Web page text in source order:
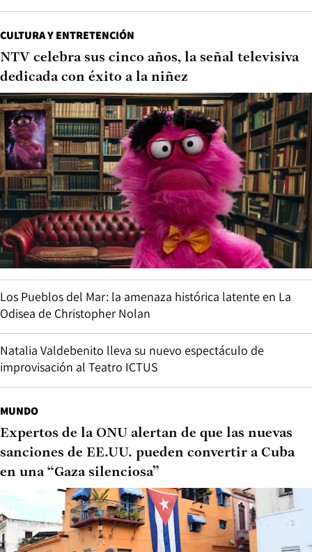
CULTURA Y ENTRETENCIÓN
NTV celebra sus cinco años, la señal televisiva
dedicada con éxito a la niñez
Los Pueblos del Mar: la amenaza histórica latente en La
Odisea de Christopher Nolan
Natalia Valdebenito lleva su nuevo espectáculo de
improvisación al Teatro ICTUS
MUNDO
Expertos de la ONU alertan de que las nuevas
sanciones de EE.UU. pueden convertir a Cuba
en una “Gaza silenciosa”